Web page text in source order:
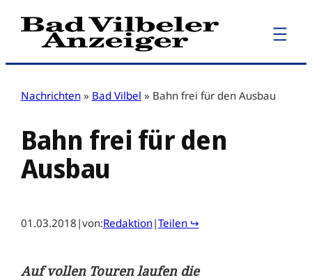
Zum
Inhalt
Nachrichten » Bad Vilbel » Bahn frei für den Ausbau
Bahn frei für den
Ausbau
01.03.2018 |von:Redaktion|Teilen ↪
Auf vollen Touren laufen die